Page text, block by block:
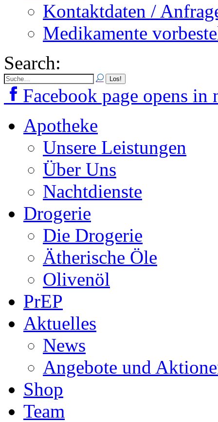
Kontaktdaten /
Medikamente
Search:
Facebook page opens
Apotheke
Unsere Leistungen
Über Uns
Nachtdienste
Drogerie
Die Drogerie
Ätherische Öle
Olivenöl
PrEP
Aktuelles
News
Angebote und
Shop
Team